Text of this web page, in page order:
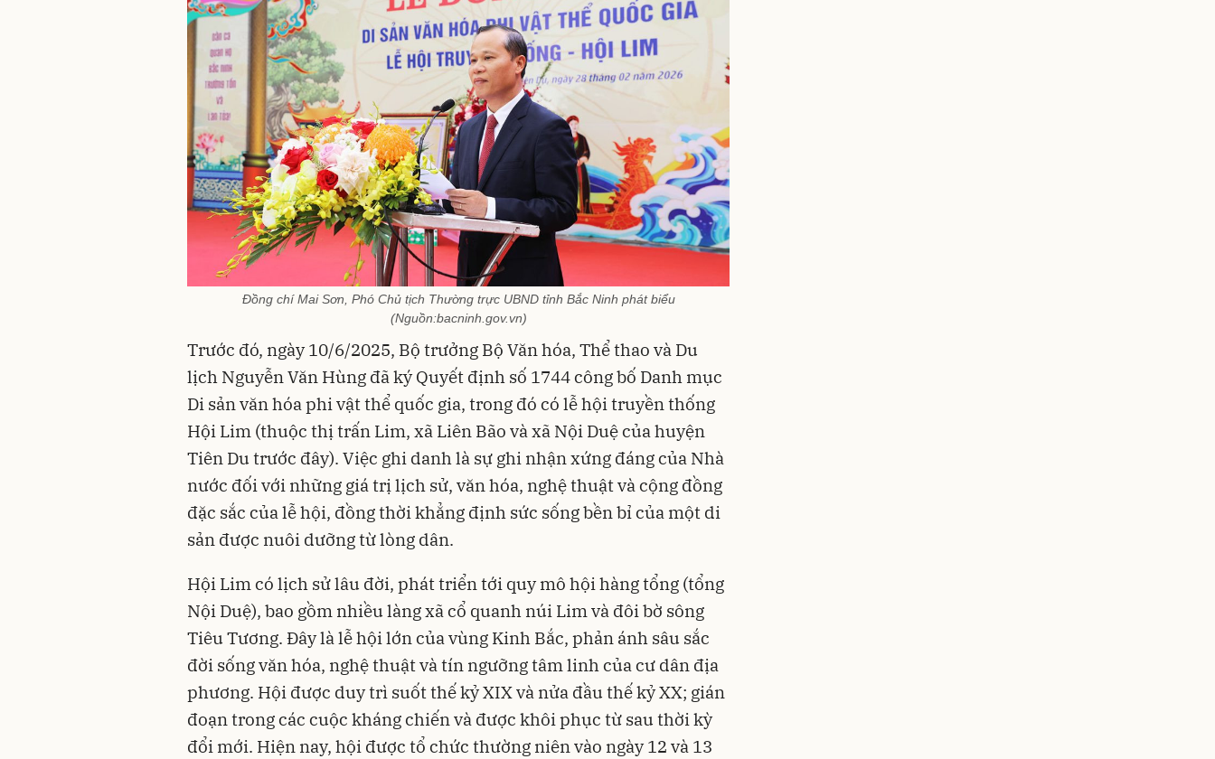
Đồng chí Mai Sơn, Phó Chủ tịch Thường trực UBND tỉnh Bắc Ninh phát biểu
(Nguồn:bacninh.gov.vn)
Trước đó, ngày 10/6/2025, Bộ trưởng Bộ Văn hóa, Thể thao và Du
lịch Nguyễn Văn Hùng đã ký Quyết định số 1744 công bố Danh mục
Di sản văn hóa phi vật thể quốc gia, trong đó có lễ hội truyền thống
Hội Lim (thuộc thị trấn Lim, xã Liên Bão và xã Nội Duệ của huyện
Tiên Du trước đây). Việc ghi danh là sự ghi nhận xứng đáng của Nhà
nước đối với những giá trị lịch sử, văn hóa, nghệ thuật và cộng đồng
đặc sắc của lễ hội, đồng thời khẳng định sức sống bền bỉ của một di
sản được nuôi dưỡng từ lòng dân.
Hội Lim có lịch sử lâu đời, phát triển tới quy mô hội hàng tổng (tổng
Nội Duệ), bao gồm nhiều làng xã cổ quanh núi Lim và đôi bờ sông
Tiêu Tương. Đây là lễ hội lớn của vùng Kinh Bắc, phản ánh sâu sắc
đời sống văn hóa, nghệ thuật và tín ngưỡng tâm linh của cư dân địa
phương. Hội được duy trì suốt thế kỷ XIX và nửa đầu thế kỷ XX; gián
đoạn trong các cuộc kháng chiến và được khôi phục từ sau thời kỳ
đổi mới. Hiện nay, hội được tổ chức thường niên vào ngày 12 và 13